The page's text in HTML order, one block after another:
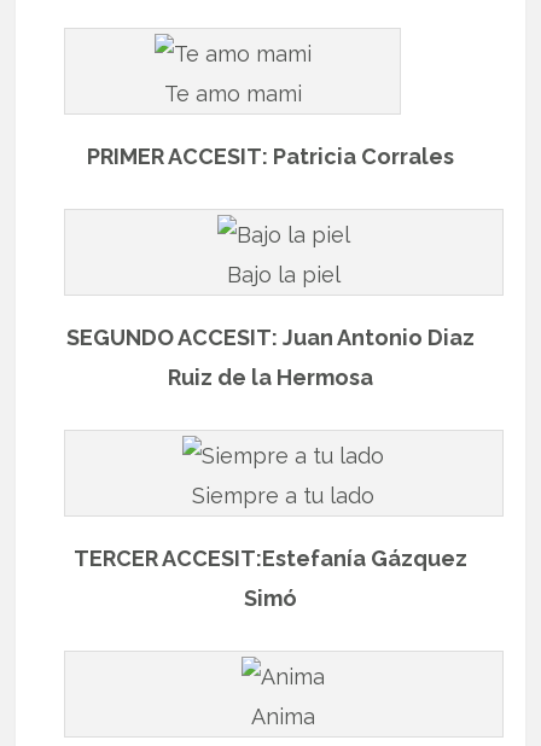
Te amo mami
PRIMER ACCESIT: Patricia Corrales
Bajo la piel
SEGUNDO ACCESIT: Juan Antonio Diaz
Ruiz de la Hermosa
Siempre a tu lado
TERCER ACCESIT:Estefanía Gázquez
Simó
Anima